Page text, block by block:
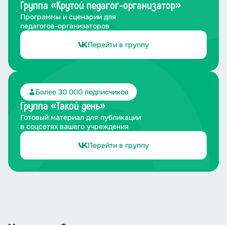
Группа «Крутой педагог-организатор»
Программы и сценарии для
педагогов-организаторов
Перейти в группу
Более 30 000 подписчиков
Группа «Такой день»
Готовый материал для публикации
в соцсетях вашего учреждения
Перейти в группу